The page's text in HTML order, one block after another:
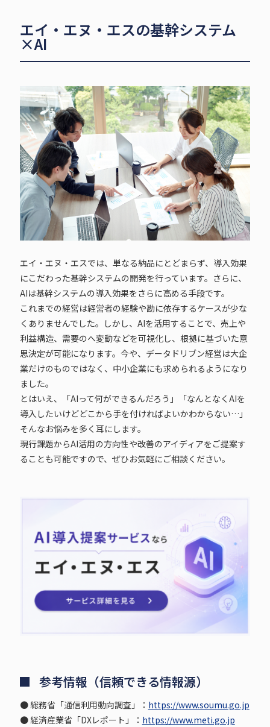
エイ・エヌ・エスの基幹システム
×AI
エイ・エヌ・エスでは、単なる納品にとどまらず、導入効果
にこだわった基幹システムの開発を行っています。さらに、
AIは基幹システムの導入効果をさらに高める手段です。
これまでの経営は経営者の経験や勘に依存するケースが少な
くありませんでした。しかし、AIを活用することで、売上や
利益構造、需要のへ変動などを可視化し、根拠に基づいた意
思決定が可能になります。今や、データドリブン経営は大企
業だけのものではなく、中小企業にも求められるようになり
ました。
とはいえ、「AIって何ができるんだろう」「なんとなくAIを
導入したいけどどこから手を付ければよいかわからない…」
そんなお悩みを多く耳にします。
現行課題からAI活用の方向性や改善のアイディアをご提案す
ることも可能ですので、ぜひお気軽にご相談ください。
参考情報（信頼できる情報源）
● 総務省「通信利用動向調査」： https://www.soumu.go.jp
● 経済産業省「DXレポート」： https://www.meti.go.jp